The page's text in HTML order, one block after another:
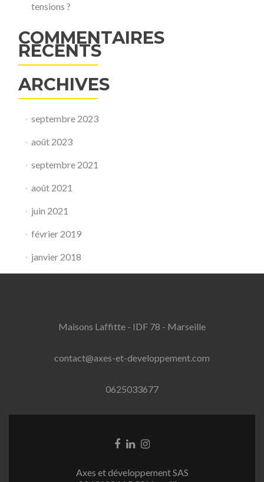
tensions ?
COMMENTAIRES
RÉCENTS
ARCHIVES
septembre 2023
août 2023
septembre 2021
août 2021
juin 2021
février 2019
janvier 2018
Maisons Laffitte - IDF 78 - Marseille
contact@axes-et-developpement.com
0625033677
LienLienLien
Axes et développement SAS